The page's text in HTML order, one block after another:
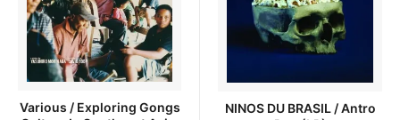
Various / Exploring Gongs
NINOS DU BRASIL / Antro